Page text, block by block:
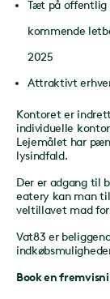
Tæt på offentlig
kommende
2025
Attraktivt
Kontoret er
individuelle
Lejemålet har
lysindfald.
Der er adgang til
eatery kan man
veltillavet mad for
Vat83 er
Book en